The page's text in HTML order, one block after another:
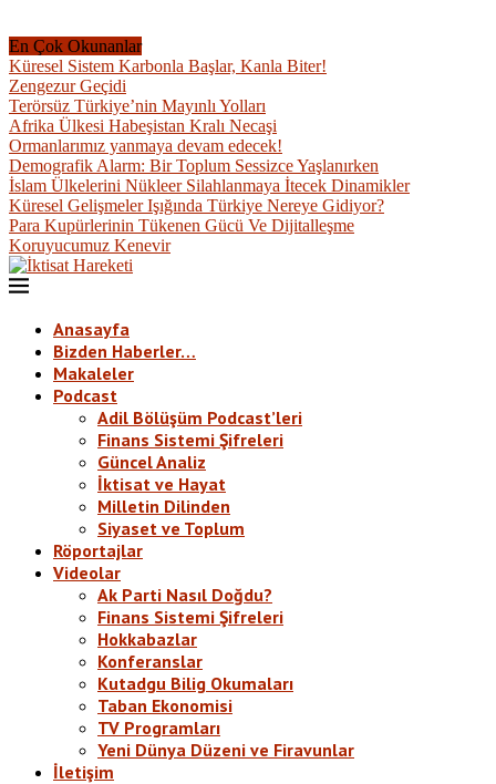
En Çok Okunanlar
Küresel Sistem Karbonla Başlar, Kanla Biter!
Zengezur Geçidi
Terörsüz Türkiye’nin Mayınlı Yolları
Afrika Ülkesi Habeşistan Kralı Necaşi
Ormanlarımız yanmaya devam edecek!
Demografik Alarm: Bir Toplum Sessizce Yaşlanırken
İslam Ülkelerini Nükleer Silahlanmaya İtecek Dinamikler
Küresel Gelişmeler Işığında Türkiye Nereye Gidiyor?
Para Kupürlerinin Tükenen Gücü Ve Dijitalleşme
Koruyucumuz Kenevir
Anasayfa
Bizden Haberler…
Makaleler
Podcast
Adil Bölüşüm Podcast’leri
Finans Sistemi Şifreleri
Güncel Analiz
İktisat ve Hayat
Milletin Dilinden
Siyaset ve Toplum
Röportajlar
Videolar
Ak Parti Nasıl Doğdu?
Finans Sistemi Şifreleri
Hokkabazlar
Konferanslar
Kutadgu Bilig Okumaları
Taban Ekonomisi
TV Programları
Yeni Dünya Düzeni ve Firavunlar
İletişim